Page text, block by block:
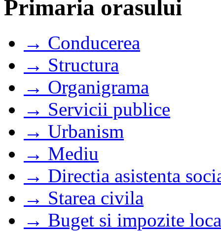
Primaria orasului
→ Conducerea
→ Structura
→ Organigrama
→ Servicii publice
→ Urbanism
→ Mediu
→ Directia asistenta
→ Starea civila
→ Buget si impozite